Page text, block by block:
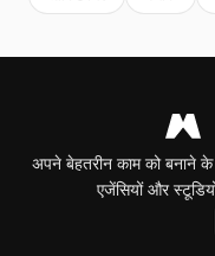
अपने बेहतरीन काम को बनाने के
एजेंसियों और